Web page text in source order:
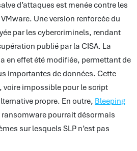
d’attaques est menée contre les
Une version renforcée du
par les cybercriminels, rendant
publié par la CISA. La
en effet été modifiée, permettant de
importantes de données. Cette
impossible pour le script
propre. En outre, Bleeping
ransomware pourrait désormais
sur lesquels SLP n’est pas